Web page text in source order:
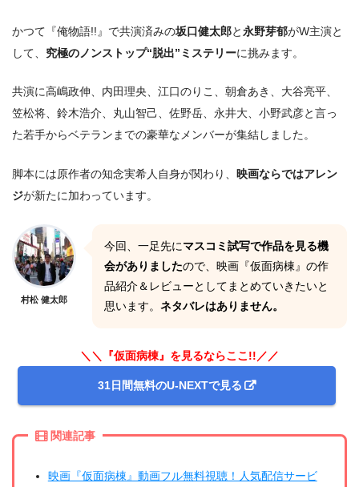
かつて『俺物語!!』で共演済みの坂口健太郎と永野芽郁がW主演と
して、 究極のノンストップ“脱出”ミステリーに挑みます。
共演に高嶋政伸、内田理央、江口のりこ、朝倉あき、大谷亮平、
笠松将、鈴木浩介、丸山智己、佐野岳、永井大、小野武彦と言っ
た若手からベテランまでの豪華なメンバーが集結しました。
脚本には原作者の知念実希人自身が関わり、 映画ならではアレン
ジが新たに加わっています。
村松 健太郎
今回、一足先に マスコミ試写で作品を見る機
会がありましたので、映画『仮面病棟』の作
品紹介＆レビューとしてまとめていきたいと
思います。 ネタバレはありません。
＼＼『仮面病棟』を見るならここ!!／／
31日間無料のU-NEXTで見る
関連記事
映画『仮面病棟』動画フル無料視聴！人気配信サービ